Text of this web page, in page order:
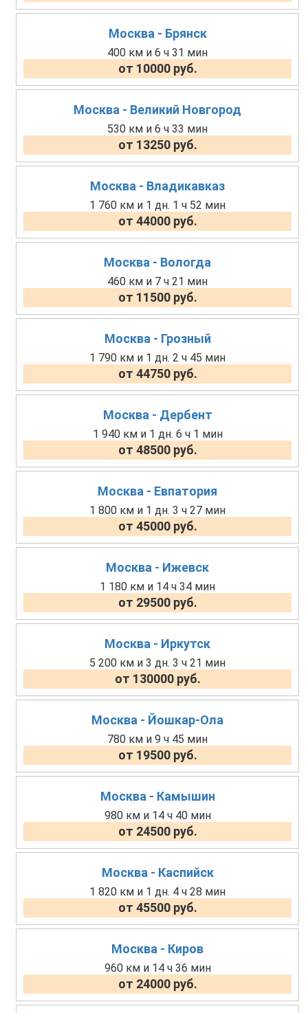
Москва - Брянск
400 км и 6 ч 31 мин
от 10000 руб.
Москва - Великий Новгород
530 км и 6 ч 33 мин
от 13250 руб.
Москва - Владикавказ
1 760 км и 1 дн. 1 ч 52 мин
от 44000 руб.
Москва - Вологда
460 км и 7 ч 21 мин
от 11500 руб.
Москва - Грозный
1 790 км и 1 дн. 2 ч 45 мин
от 44750 руб.
Москва - Дербент
1 940 км и 1 дн. 6 ч 1 мин
от 48500 руб.
Москва - Евпатория
1 800 км и 1 дн. 3 ч 27 мин
от 45000 руб.
Москва - Ижевск
1 180 км и 14 ч 34 мин
от 29500 руб.
Москва - Иркутск
5 200 км и 3 дн. 3 ч 21 мин
от 130000 руб.
Москва - Йошкар-Ола
780 км и 9 ч 45 мин
от 19500 руб.
Москва - Камышин
980 км и 14 ч 40 мин
от 24500 руб.
Москва - Каспийск
1 820 км и 1 дн. 4 ч 28 мин
от 45500 руб.
Москва - Киров
960 км и 14 ч 36 мин
от 24000 руб.